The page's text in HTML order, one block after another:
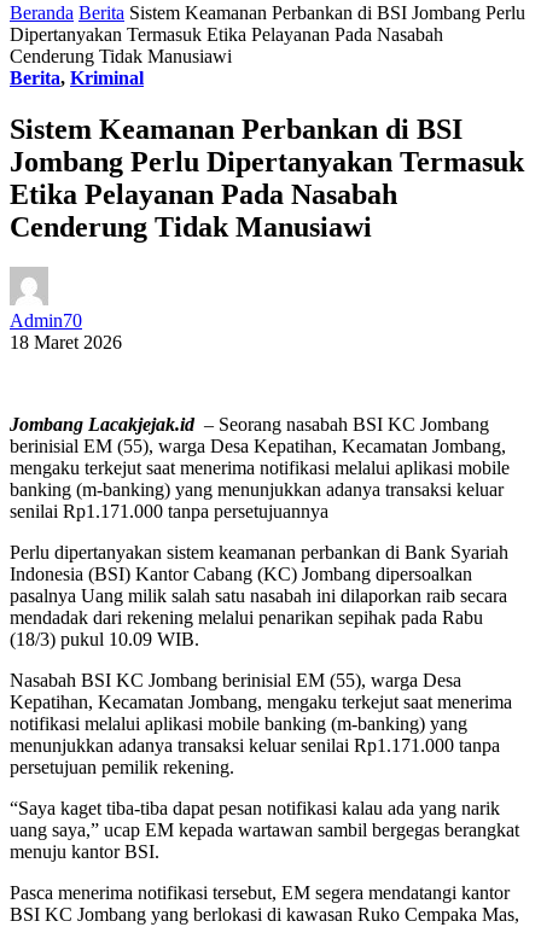
Beranda Berita Sistem Keamanan Perbankan di BSI Jombang Perlu
Dipertanyakan Termasuk Etika Pelayanan Pada Nasabah
Cenderung Tidak Manusiawi
Berita, Kriminal
Sistem Keamanan Perbankan di BSI
Jombang Perlu Dipertanyakan Termasuk
Etika Pelayanan Pada Nasabah
Cenderung Tidak Manusiawi
Admin70
18 Maret 2026
Jombang Lacakjejak.id– Seorang nasabah BSI KC Jombang
berinisial EM (55), warga Desa Kepatihan, Kecamatan Jombang,
mengaku terkejut saat menerima notifikasi melalui aplikasi mobile
banking (m-banking) yang menunjukkan adanya transaksi keluar
senilai Rp1.171.000 tanpa persetujuannya
Perlu dipertanyakan sistem keamanan perbankan di Bank Syariah
Indonesia (BSI) Kantor Cabang (KC) Jombang dipersoalkan
pasalnya Uang milik salah satu nasabah ini dilaporkan raib secara
mendadak dari rekening melalui penarikan sepihak pada Rabu
(18/3) pukul 10.09 WIB.
Nasabah BSI KC Jombang berinisial EM (55), warga Desa
Kepatihan, Kecamatan Jombang, mengaku terkejut saat menerima
notifikasi melalui aplikasi mobile banking (m-banking) yang
menunjukkan adanya transaksi keluar senilai Rp1.171.000 tanpa
persetujuan pemilik rekening.
“Saya kaget tiba-tiba dapat pesan notifikasi kalau ada yang narik
uang saya,” ucap EM kepada wartawan sambil bergegas berangkat
menuju kantor BSI.
Pasca menerima notifikasi tersebut, EM segera mendatangi kantor
BSI KC Jombang yang berlokasi di kawasan Ruko Cempaka Mas,